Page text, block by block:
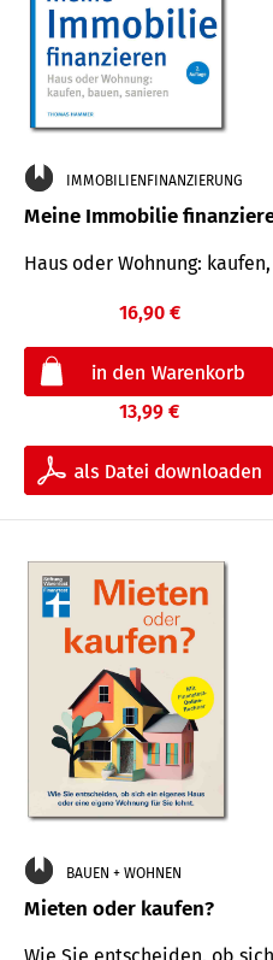
IMMOBILIENFINANZIERUNG
Meine Immobilie
Haus oder Wohnung:
16,90 €
13,99 €
BAUEN + WOHNEN
Mieten oder kaufen?
Wie Sie entscheiden, ob